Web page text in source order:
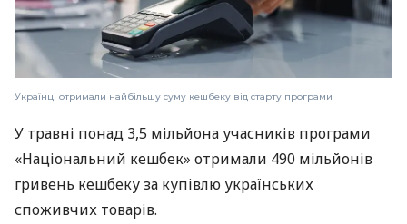
Українці отримали найбільшу суму кешбеку від старту програми
У травні понад 3,5 мільйона учасників програми
«Національний кешбек» отримали 490 мільйонів
гривень кешбеку за купівлю українських
споживчих товарів.